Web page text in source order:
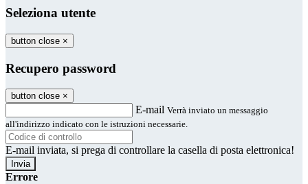
Seleziona utente
button close ×
Recupero password
button close ×
E-mail Verrà inviato un messaggio
all'indirizzo indicato con le istruzioni necessarie.
E-mail inviata, si prega di controllare la casella di posta elettronica!
Errore